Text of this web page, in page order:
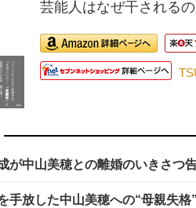
芸能人はなぜ干される
が中山美穂との離婚のいきさつ
手放した中山美穂への“母親失格